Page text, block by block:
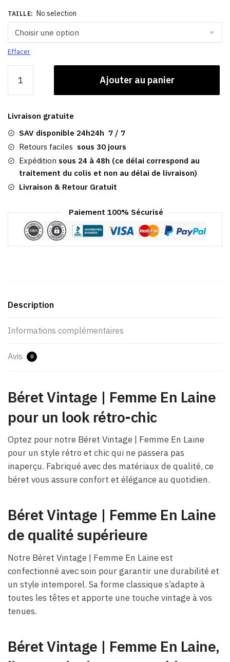
TAILLE: No selection
Effacer
Béret
|
Femme
En
Laine
Ajouter au panier
Livraison gratuite
SAV disponible 24h24h 7 / 7
Retours faciles sous 30 jours
Expédition sous 24 à 48h (ce délai correspond au
traitement du colis et non au délai de livraison)
Livraison & Retour Gratuit
Paiement 100% Sécurisé
Description
Informations complémentaires
Avis 0
Béret Vintage | Femme En Laine
pour un look rétro-chic
Optez pour notre Béret Vintage | Femme En Laine
pour un style rétro et chic qui ne passera pas
inaperçu. Fabriqué avec des matériaux de qualité, ce
béret vous assure confort et élégance au quotidien.
Béret Vintage | Femme En Laine
de qualité supérieure
Notre Béret Vintage | Femme En Laine est
confectionné avec soin pour garantir une durabilité et
un style intemporel. Sa forme classique s’adapte à
toutes les têtes et apporte une touche vintage à vos
tenues.
Béret Vintage | Femme En Laine,